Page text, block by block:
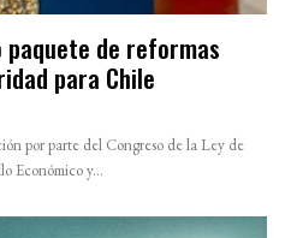
de reformas
para Chile
por parte del Congreso de la Ley de
Económico y...